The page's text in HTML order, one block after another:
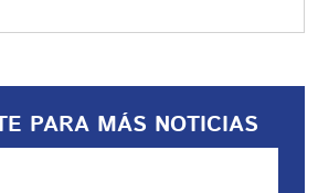
PARA MÁS NOTICIAS